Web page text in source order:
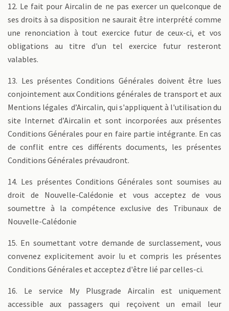
12. Le fait pour Aircalin de ne pas exercer un quelconque de
ses droits à sa disposition ne saurait être interprété comme
une renonciation à tout exercice futur de ceux-ci, et vos
obligations au titre d'un tel exercice futur resteront
valables.
13. Les présentes Conditions Générales doivent être lues
conjointement aux Conditions générales de transport et aux
Mentions légales d’Aircalin, qui s'appliquent à l'utilisation du
site Internet d’Aircalin et sont incorporées aux présentes
Conditions Générales pour en faire partie intégrante. En cas
de conflit entre ces différents documents, les présentes
Conditions Générales prévaudront.
14. Les présentes Conditions Générales sont soumises au
droit de Nouvelle-Calédonie et vous acceptez de vous
soumettre à la compétence exclusive des Tribunaux de
Nouvelle-Calédonie
15. En soumettant votre demande de surclassement, vous
convenez explicitement avoir lu et compris les présentes
Conditions Générales et acceptez d'être lié par celles-ci.
16. Le service My Plusgrade Aircalin est uniquement
accessible aux passagers qui reçoivent un email leur